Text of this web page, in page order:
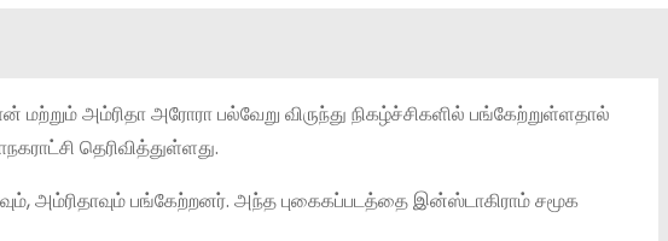
அம்ரிதா அரோரா பல்வேறு விருந்து நிகழ்ச்சிகளில் பங்கேற்றுள்ளதால்
தெரிவித்துள்ளது.
அம்ரிதாவும் பங்கேற்றனர். அந்த புகைகப்படத்தை இன்ஸ்டாகிராம் சமூக